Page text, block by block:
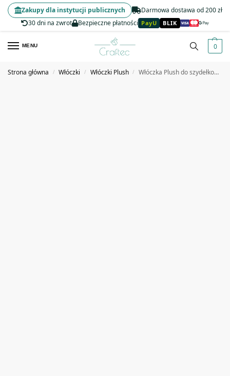
Darmowa dostawa od 200 zł
30 dni na zwrot
Bezpieczne płatności PayU BLIK
Zakupy dla instytucji publicznych
MENU 0
Strona główna / Włóczki / Włóczki Plush / Włóczka Plush do szydełkowania 6 mm khaki #19